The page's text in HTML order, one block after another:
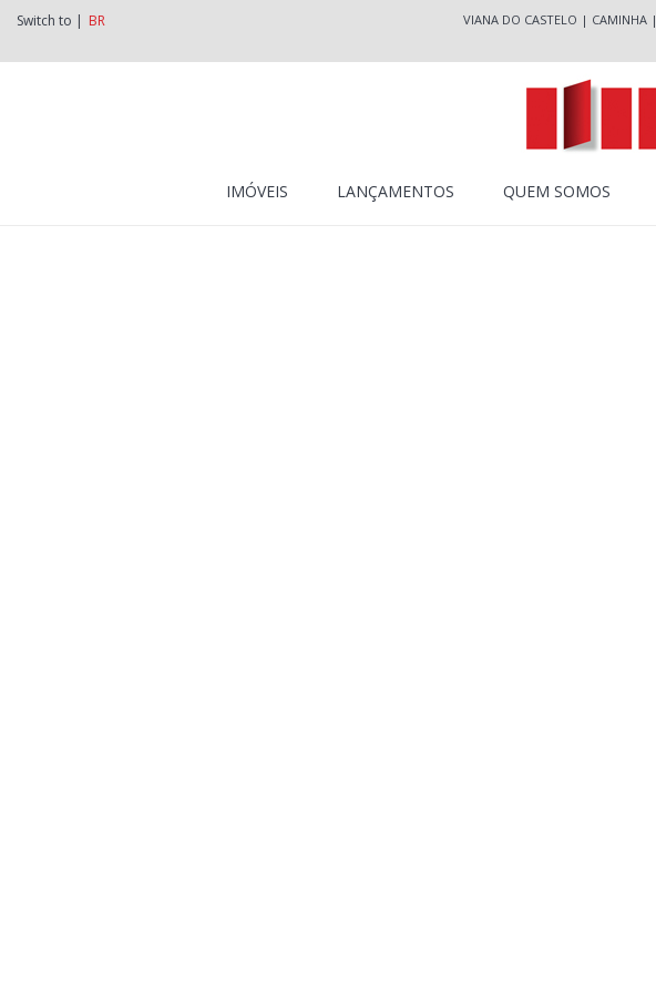
Switch to | BR VIANA DO CASTELO | CAMINHA|
IMÓVEIS LANÇAMENTOS QUEM SOMOS